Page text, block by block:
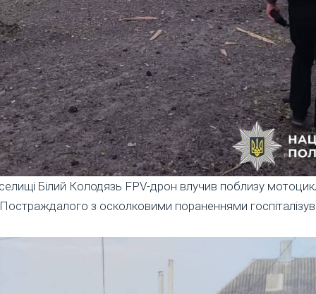
Білий Колодязь FPV-дрон влучив поблизу
з осколковими пораненнями